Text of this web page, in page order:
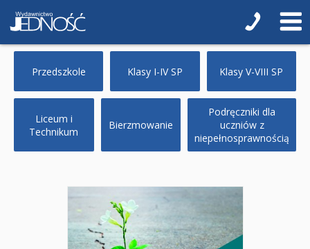
Przedszkole Klasy I-IV SP Klasy V-VIII SP
Liceum i
Technikum
Bierzmowanie
Podręczniki dla
uczniów z
niepełnosprawnością